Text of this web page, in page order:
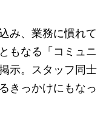
み、業務に慣れて
もなる「コミュニ
示。スタッフ同士
きっかけにもなっ